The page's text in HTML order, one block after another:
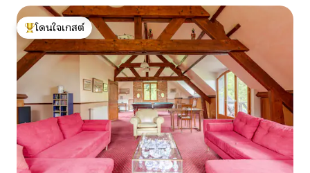
โดนใจเกสต์ที่สุด
โดนใจเกสต์